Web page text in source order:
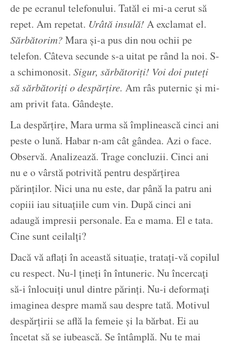
de pe ecranul telefonului. Tatăl ei mi-a cerut să
repet. Am repetat. Urâtă insulă! A exclamat el.
Sărbătorim?Mara și-a pus din nou ochii pe
telefon. Câteva secunde s-a uitat pe rând la noi. S-
a schimonosit. Sigur, sărbătoriți! Voi doi puteți
să sărbătoriți o despărțire. Am râs puternic și mi-
am privit fata. Gândește.
La despărțire, Mara urma să împlinească cinci ani
peste o lună. Habar n-am cât gândea. Azi o face.
Observă. Analizează. Trage concluzii. Cinci ani
nu e o vârstă potrivită pentru despărțirea
părinților. Nici una nu este, dar până la patru ani
copiii iau situațiile cum vin. După cinci ani
adaugă impresii personale. Ea e mama. El e tata.
Cine sunt ceilalți?
Dacă vă aflați în această situație, tratați-vă copilul
cu respect. Nu-l țineți în întuneric. Nu încercați
să-i înlocuiți unul dintre părinți. Nu-i deformați
imaginea despre mamă sau despre tată. Motivul
despărțirii se află la femeie și la bărbat. Ei au
încetat să se iubească. Se întâmplă. Nu te mai